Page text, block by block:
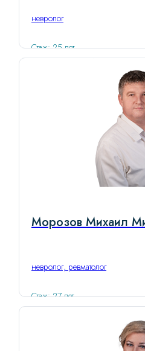
невролог
Стаж: 25 лет
Морозов Михаил
невролог, ревматолог
Стаж: 27 лет